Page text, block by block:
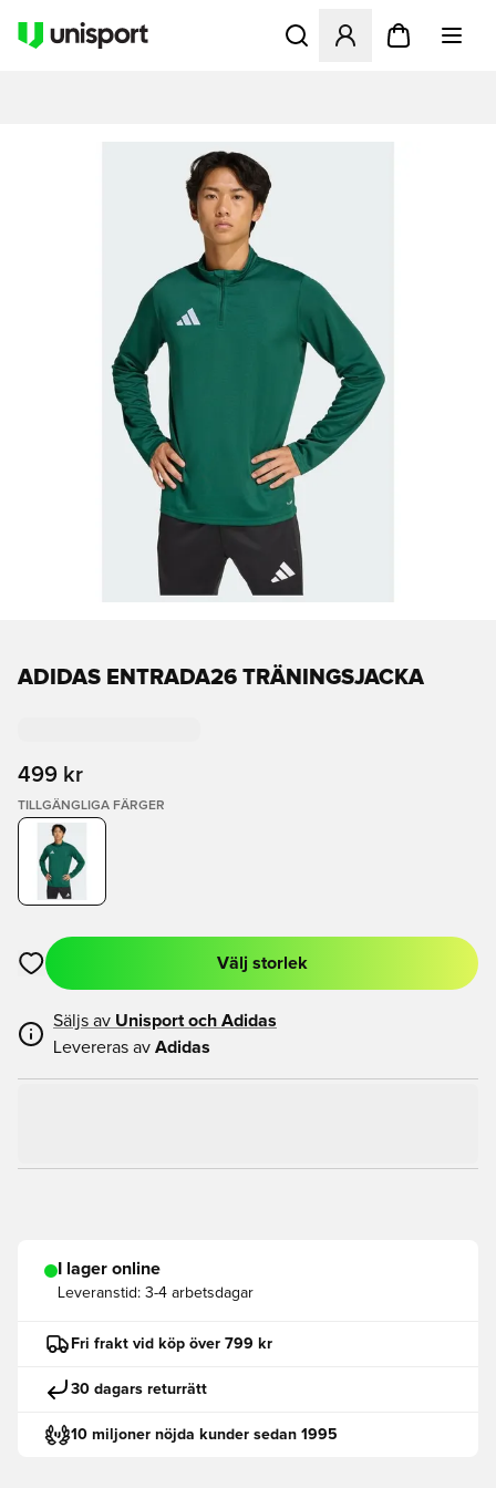
Öppnar en Modal för att
ADIDAS ENTRADA26 TRÄNINGSJACKA
499 kr
TILLGÄNGLIGA FÄRGER
Öppnar en Modal för att logga in eller registrera dig som
Välj storlek
Säljs av Unisport och Adidas
Levereras av Adidas
I lager online
Leveranstid: 3-4 arbetsdagar
Fri frakt vid köp över 799 kr
30 dagars returrätt
10 miljoner nöjda kunder sedan 1995